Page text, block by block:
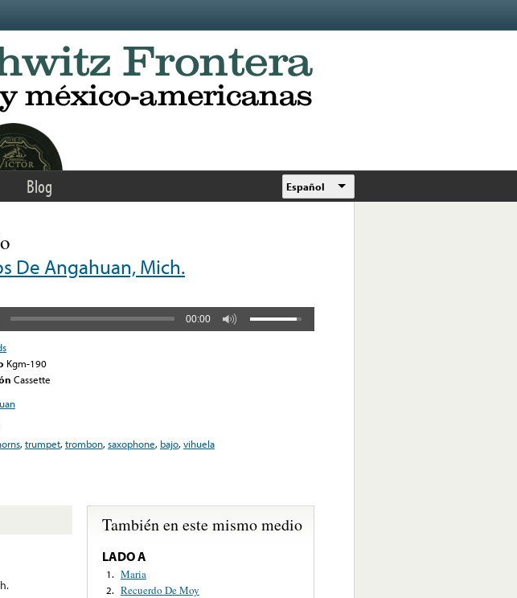
Blog Español
De Angahuan, Mich.
00:00
Kgm-190
Cassette
,trumpet,trombon,saxophone, bajo,vihuela
También en este mismo medio
LADO A
1. Maria
2. Recuerdo De Moy